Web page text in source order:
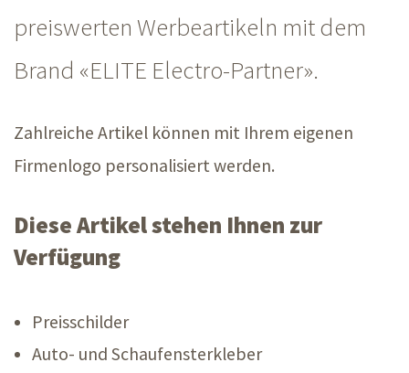
preiswerten Werbeartikeln mit dem
Brand «ELITE Electro-Partner».
Zahlreiche Artikel können mit Ihrem eigenen
Firmenlogo personalisiert werden.
Diese Artikel stehen Ihnen zur
Verfügung
Preisschilder
Auto- und Schaufensterkleber